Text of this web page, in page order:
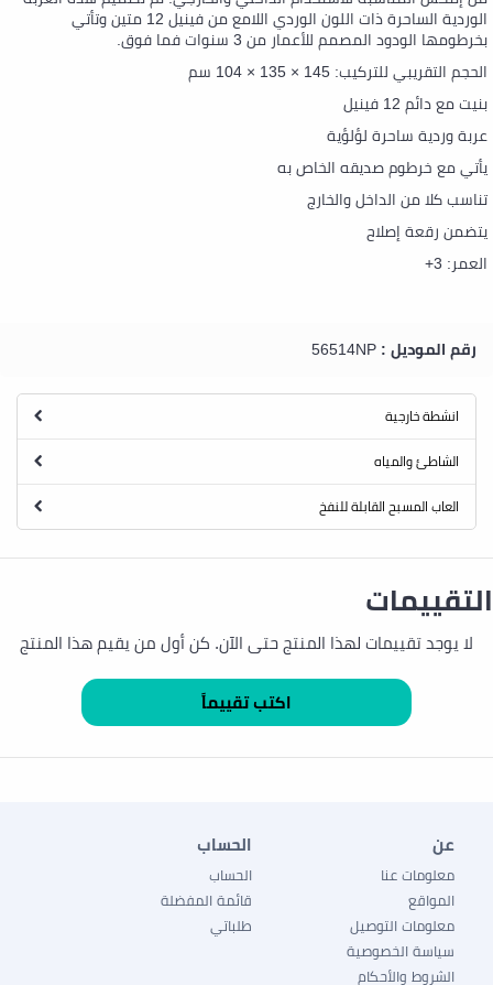
الوردية الساحرة ذات اللون الوردي اللامع من فينيل 12 متين وتأتي
بخرطومها الودود المصمم للأعمار من 3 سنوات فما فوق.
الحجم التقريبي للتركيب: 145 × 135 × 104 سم
بنيت مع دائم 12 فينيل
عربة وردية ساحرة لؤلؤية
يأتي مع خرطوم صديقه الخاص به
تناسب كلا من الداخل والخارج
يتضمن رقعة إصلاح
العمر: 3+
رقم الموديل : 56514NP
انشطة خارجية
الشاطئ والمياه
العاب المسبح القابلة للنفخ
التقييمات
لا يوجد تقييمات لهذا المنتج حتى الآن. كن أول من يقيم هذا المنتج
عن
معلومات عنا
المواقع
معلومات التوصيل
سياسة الخصوصية
الشروط والأحكام
الحساب
الحساب
قائمة المفضلة
طلباتي